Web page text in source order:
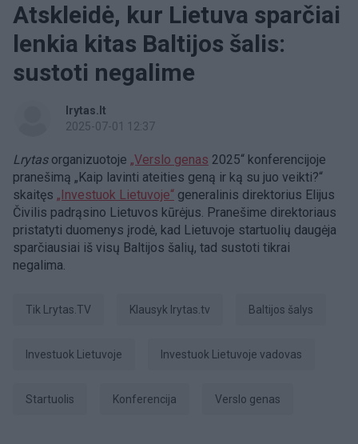
Atskleidė, kur Lietuva sparčiai
lenkia kitas Baltijos šalis:
sustoti negalime
lrytas.lt
2025-07-01 12:37
Lrytasorganizuotoje „Verslo genas 2025“ konferencijoje
pranešimą „Kaip lavinti ateities geną ir ką su juo veikti?“
skaitęs „Investuok Lietuvoje“ generalinis direktorius Elijus
Čivilis padrąsino Lietuvos kūrėjus. Pranešime direktoriaus
pristatyti duomenys įrodė, kad Lietuvoje startuolių daugėja
sparčiausiai iš visų Baltijos šalių, tad sustoti tikrai
negalima.
tik Lrytas.TV Klausyk lrytas.tv Baltijos šalys
Investuok Lietuvoje Investuok Lietuvoje vadovas
startuolis konferencija verslo genas